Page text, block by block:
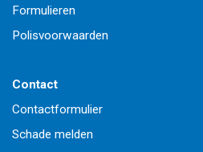
Formulieren
Polisvoorwaarden
Contact
Contactformulier
Schade melden